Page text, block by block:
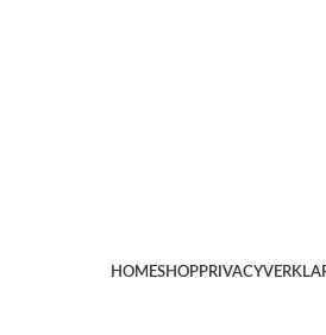
HOMESHOP